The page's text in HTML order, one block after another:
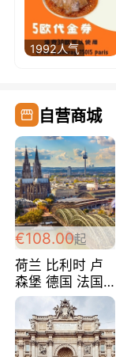
1992人气
自营商城
€108.00起
荷兰 比利时 卢
森堡 德国 法国
超爽玩遍西欧 循
环线 全程四星宾
馆 108欧/人/天